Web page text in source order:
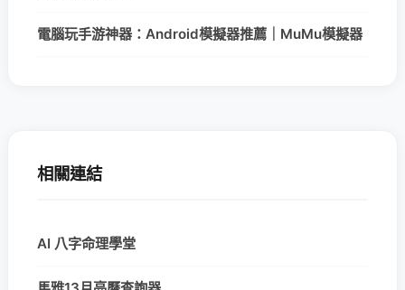
電腦玩手游神器：Android模擬器推薦｜MuMu模擬器
相關連結
AI 八字命理學堂